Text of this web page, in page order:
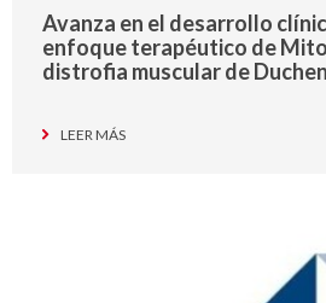
Avanza en el desarrollo
enfoque terapéutico de
distrofia muscular de
LEER MÁS